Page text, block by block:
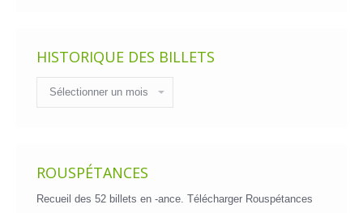
HISTORIQUE DES BILLETS
des
billets
ROUSPÉTANCES
Recueil des 52 billets en -ance. Télécharger Rouspétances